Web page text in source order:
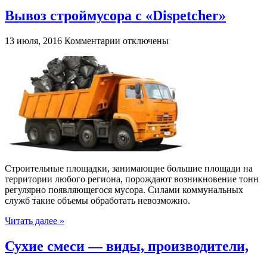
Вывоз строймусора с «Dispetcher»
13 июля, 2016 Комментарии к
строймусора
с
«Dispetcher»
отключены
Строительные площадки, занимающие большие площади на
территории любого региона, порождают возникновение тонн
регулярно появляющегося мусора. Силами коммунальных
служб такие объемы обработать невозможно.
Читать далее »
Сухие смеси — виды, производители,